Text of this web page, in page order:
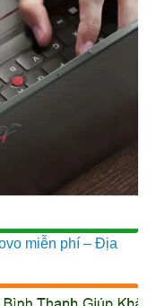
miễn phí – Địa